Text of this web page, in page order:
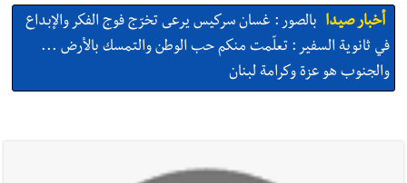
أخبار صيدا بالصور : غسان سركيس يرعى تخرّج فوج الفكر والإبداع
في ثانوية السفير : تعلّمت منكم حب الوطن والتمسك بالأرض ...
والجنوب هو عزة وكرامة لبنان